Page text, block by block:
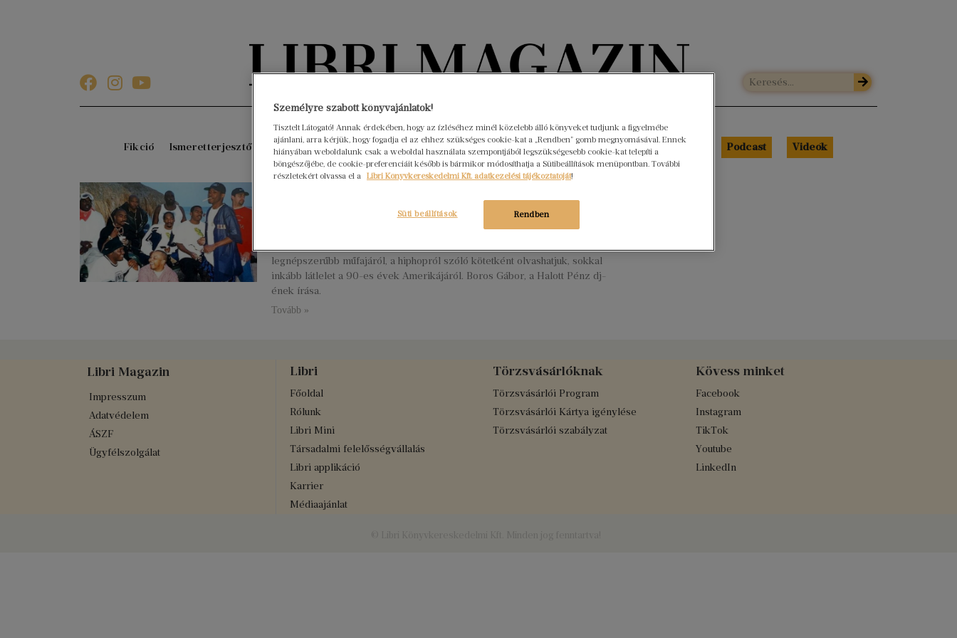
Könyvektől az olvasókig
Fikció Ismeretterjesztő Gyerekkönyvek Interjúk Beleolvasó A hónap könyvei HÍREK Libri Portré Podcast Videók
legnépszerűbb műfajáról, a hiphopról szóló kötetként olvashatjuk, sokkal
inkább látlelet a 90-es évek Amerikájáról. Boros Gábor, a Halott Pénz dj-
ének írása.
Tovább »
Libri Magazin
Impresszum
Adatvédelem
ÁSZF
Ügyfélszolgálat
Libri
Főoldal
Rólunk
Libri Mini
Társadalmi felelősségvállalás
Libri applikáció
Karrier
Médiaajánlat
Törzsvásárlóknak
Törzsvásárlói Program
Törzsvásárlói Kártya igénylése
Törzsvásárlói szabályzat
Kövess minket
Facebook
Instagram
TikTok
Youtube
LinkedIn
Személyre szabott könyvajánlatok!
Tisztelt Látogató! Annak érdekében, hogy az ízléséhez minél közelebb álló könyveket tudjunk a figyelmébe
ajánlani, arra kérjük, hogy fogadja el az ehhez szükséges cookie-kat a „Rendben” gomb megnyomásával. Ennek
hiányában weboldalunk csak a weboldal használata szempontjából legszükségesebb cookie-kat telepíti a
böngészőjébe, de cookie-preferenciáit később is bármikor módosíthatja a Sütibeállítások menüpontban. További
részletekért olvassa el a Libri Könyvkereskedelmi Kft. adatkezelési tájékoztatóját!
Rendben
Süti beállítások